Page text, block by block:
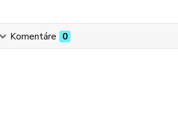
Komentáre 0